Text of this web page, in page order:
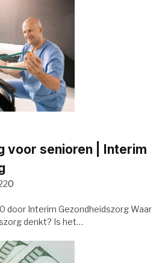
voor senioren | Interim
0
door Interim Gezondheidszorg Waar
denkt? Is het…